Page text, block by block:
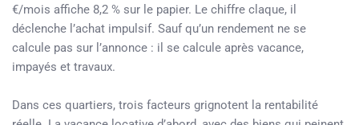
€/mois affiche 8,2 % sur le papier. Le chiffre claque, il
déclenche l’achat impulsif. Sauf qu’un rendement ne se
calcule pas sur l’annonce : il se calcule après vacance,
impayés et travaux.
Dans ces quartiers, trois facteurs grignotent la rentabilité